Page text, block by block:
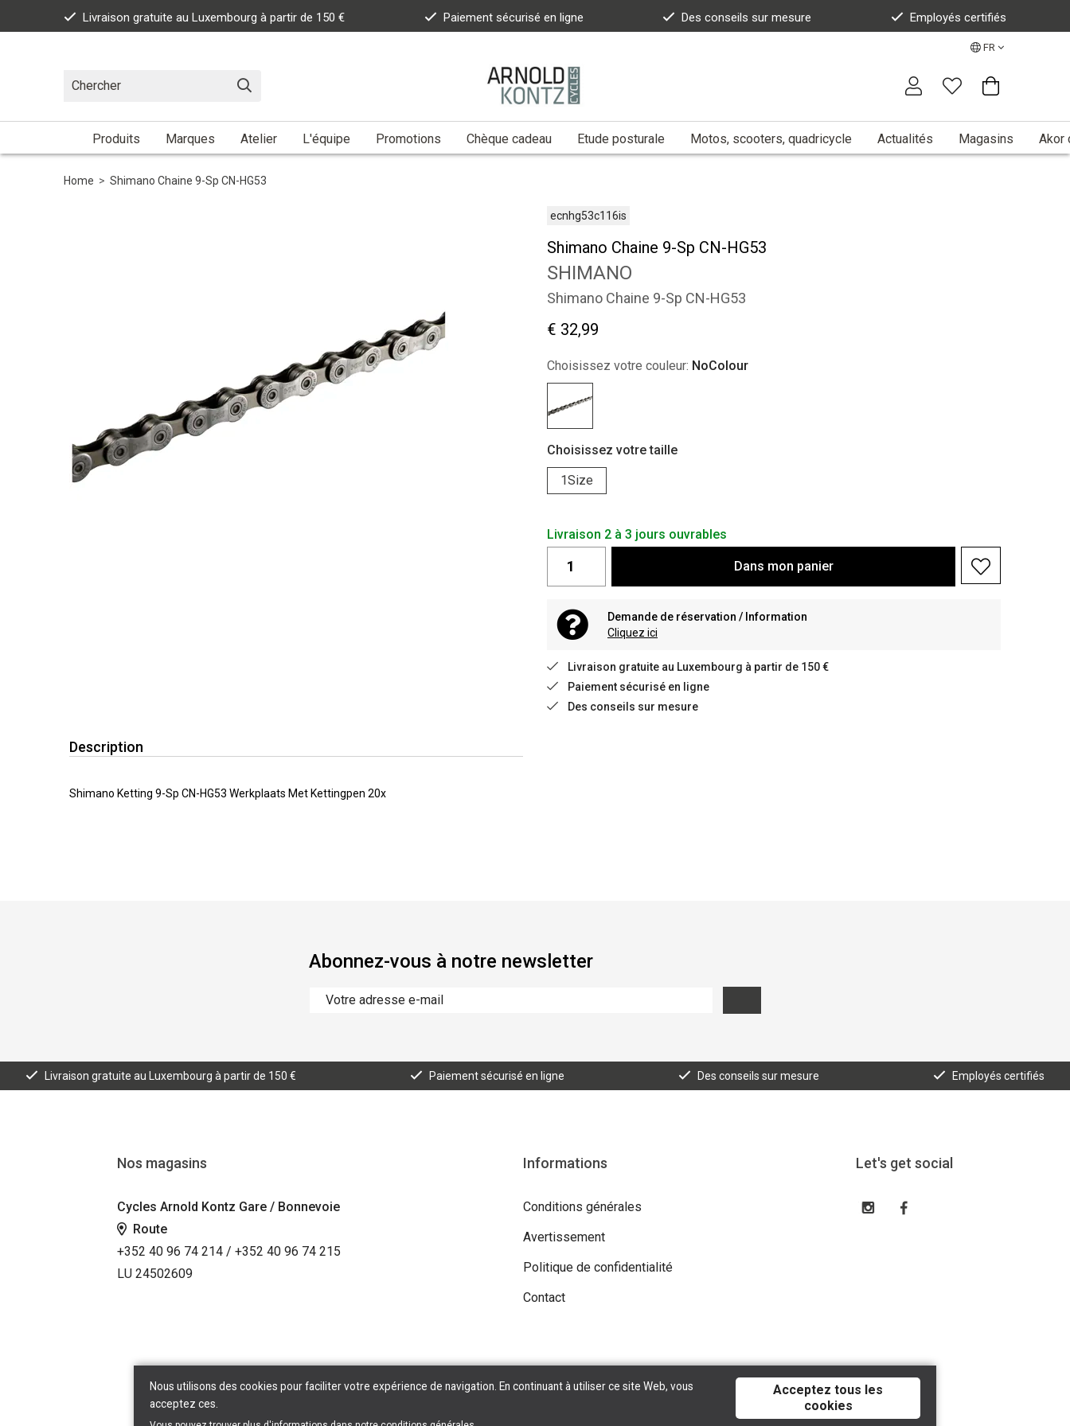
Livraison gratuite au Luxembourg à partir de 150 € Paiement sécurisé en ligne Des conseils sur mesure Employés certifiés
FR
Produits Marques Atelier L'équipe Promotions Chèque cadeau Etude posturale Motos, scooters, quadricycle Actualités Magasins Akor
Home > Shimano Chaine 9-Sp CN-HG53
ecnhg53c116is
Shimano Chaine 9-Sp CN-HG53
SHIMANO
Shimano Chaine 9-Sp CN-HG53
€ 32,99
Choisissez votre couleur: NoColour
Choisissez votre taille
1Size
Livraison 2 à 3 jours ouvrables
Dans mon panier
Demande de réservation / Information
Cliquez ici
Livraison gratuite au Luxembourg à partir de 150 €
Paiement sécurisé en ligne
Des conseils sur mesure
Description
Shimano Ketting 9-Sp CN-HG53 Werkplaats Met Kettingpen 20x
Abonnez-vous à notre newsletter
Livraison gratuite au Luxembourg à partir de 150 € Paiement sécurisé en ligne Des conseils sur mesure Employés certifiés
Nos magasins
Cycles Arnold Kontz Gare / Bonnevoie
Route
+352 40 96 74 214 / +352 40 96 74 215
LU 24502609
Informations
Conditions générales
Avertissement
Politique de confidentialité
Contact
Let's get social
Copyright © 2026 Tilroy. All Rights Reserved | Powered By
Nous utilisons des cookies pour faciliter votre expérience de navigation. En continuant à utiliser ce site Web, vous
acceptez ces.
Acceptez tous les
cookies